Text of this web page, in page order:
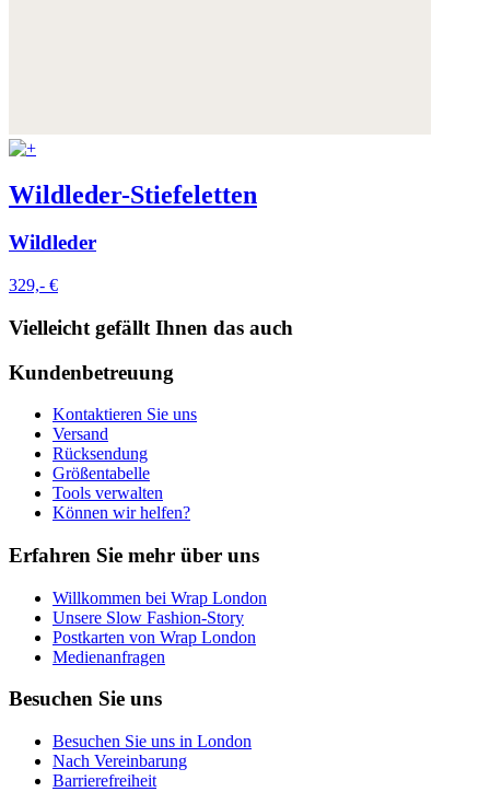
Wildleder-Stiefeletten
Wildleder
329,- €
Vielleicht gefällt Ihnen das auch
Kundenbetreuung
Kontaktieren Sie uns
Versand
Rücksendung
Größentabelle
Tools verwalten
Können wir helfen?
Erfahren Sie mehr über uns
Willkommen bei Wrap London
Unsere Slow Fashion-Story
Postkarten von Wrap London
Medienanfragen
Besuchen Sie uns
Besuchen Sie uns in London
Nach Vereinbarung
Barrierefreiheit